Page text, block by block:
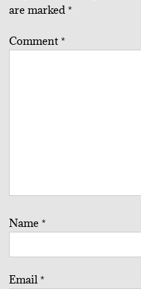
are marked *
Comment *
Name *
Email *